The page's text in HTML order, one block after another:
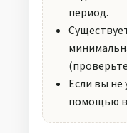
период.
Если вы не
помощью в